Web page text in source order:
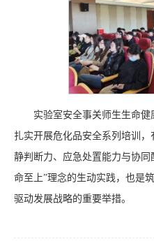
实验室安全事关师生生命
扎实开展危化品安全系列培训
静判断力、应急处置能力与协
命至上”理念的生动实践，也是
驱动发展战略的重要举措。